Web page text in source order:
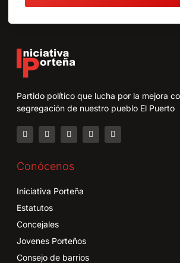
Partido político que lucha por la mejora
segregación de nuestro pueblo El Puerto
Conócenos
Iniciativa Porteña
Estatutos
Concejales
Jovenes Porteños
Consejo de barrios